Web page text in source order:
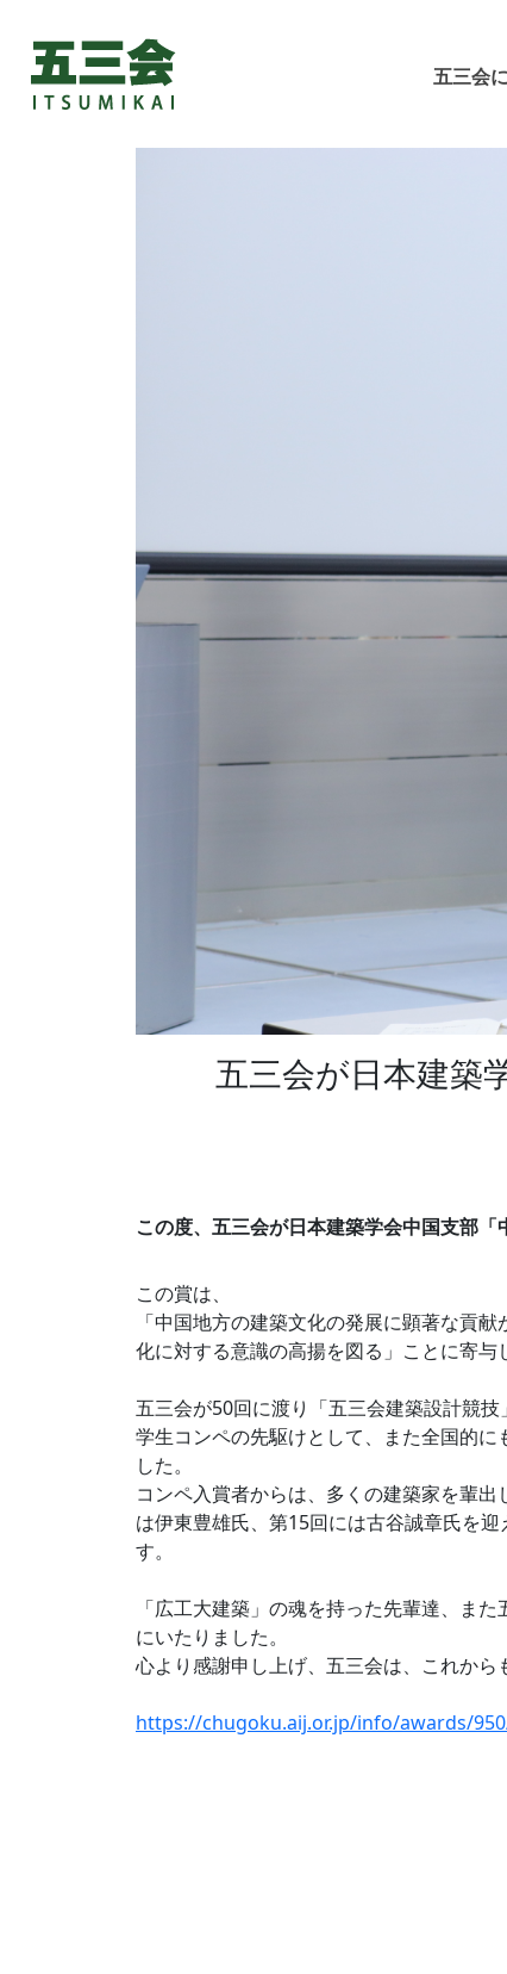
五三会
五三会が日本建築
この度、五三会が日本建築学会中国支部「
この賞は、
「中国地方の建築文化の発展に顕著な貢
化に対する意識の高揚を図る」ことに寄与
五三会が50回に渡り「五三会建築設計競技
学生コンペの先駆けとして、また全国的
した。
コンペ入賞者からは、多くの建築家を輩
は伊東豊雄氏、第15回には古谷誠章氏を
す。
「広工大建築」の魂を持った先輩達、ま
にいたりました。
心より感謝申し上げ、五三会は、これから
https://chugoku.aij.or.jp/info/awards/